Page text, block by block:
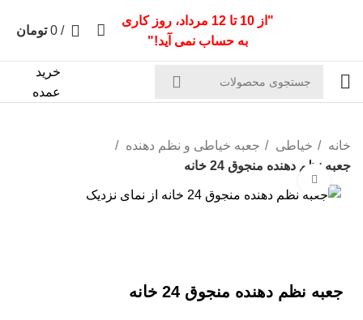
"از 10 تا 12 مرداد، روز کاری
به حساب نمی آید!"
/
0 تومان
خرید
عمده
خانه خیاطی
جعبه خیاطی و نظم دهنده
جعبه نظم دهنده منجوق 24 خانه
جعبه نظم دهنده منجوق 24 خانه